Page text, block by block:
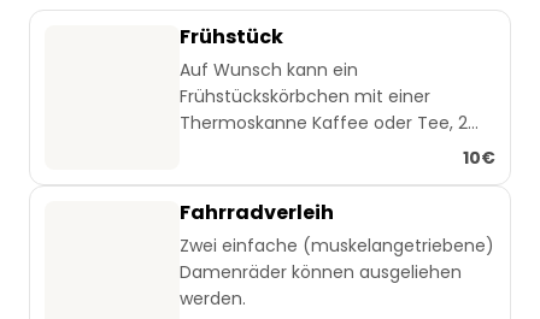
Frühstück
Auf Wunsch kann ein
Frühstückskörbchen mit einer
Thermoskanne Kaffee oder Tee, 2
Brötchen, Schnittkäse, Marmelade
bestellt werden. Preis pro Person und
10€
Fahrradverleih
Zwei einfache (muskelangetriebene)
Damenräder können ausgeliehen
werden.